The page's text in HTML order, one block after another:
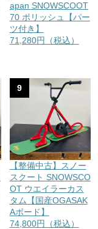
apan SNOWSCOOT
70 ポリッシュ【パー
ツ付き】
71,280円（税込）
9
【整備中古】スノー
スクート SNOWSCO
OT ウエイラーカス
タム【国産OGASAK
Aボード】
74,800円（税込）